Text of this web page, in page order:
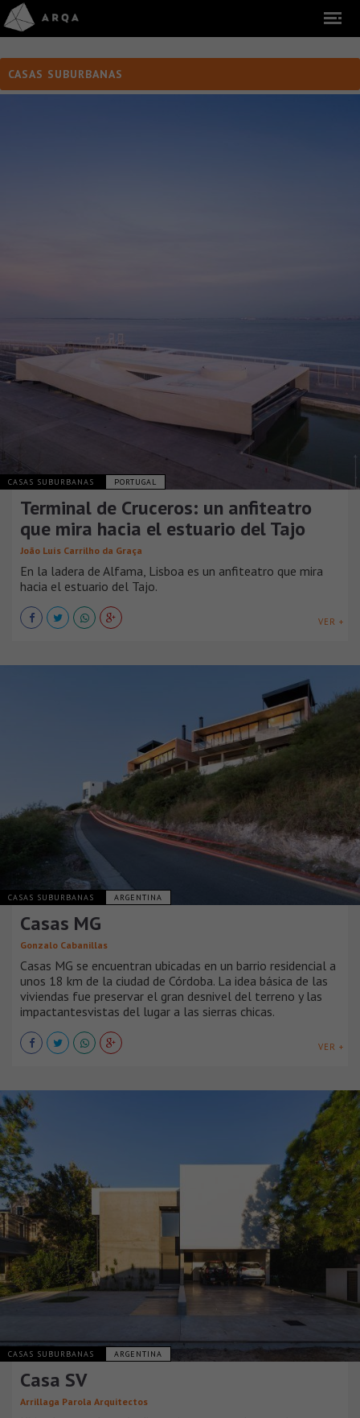
CASAS SUBURBANAS
CASAS SUBURBANAS PORTUGAL
Terminal de Cruceros: un anfiteatro
que mira hacia el estuario del Tajo
João Luís Carrilho da Graça
En la ladera de Alfama, Lisboa es un anfiteatro que mira
hacia el estuario del Tajo.
VER +
CASAS SUBURBANAS ARGENTINA
Casas MG
Gonzalo Cabanillas
Casas MG se encuentran ubicadas en un barrio residencial a
unos 18 km de la ciudad de Córdoba. La idea básica de las
viviendas fue preservar el gran desnivel del terreno y las
impactantesvistas del lugar a las sierras chicas.
VER +
CASAS SUBURBANAS ARGENTINA
Casa SV
Arrillaga Parola Arquitectos